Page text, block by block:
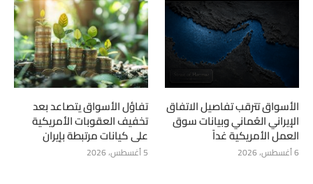
الأسواق تترقب تفاصيل الاتفاق
الإيراني العُماني وبيانات سوق
العمل الأمريكية غداً
6 أغسطس، 2026
تفاؤل الأسواق يتصاعد بعد
تخفيف العقوبات الأمريكية
على كيانات مرتبطة بإيران
5 أغسطس، 2026